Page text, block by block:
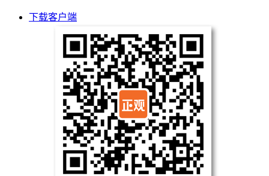
下载客户端